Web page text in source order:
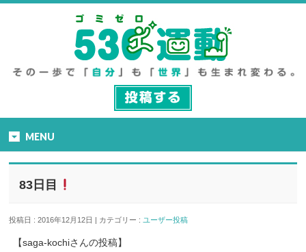
MENU
83日目
投稿日 : 2016年12月12日 | カテゴリー : ユーザー投稿
【saga-kochiさんの投稿】